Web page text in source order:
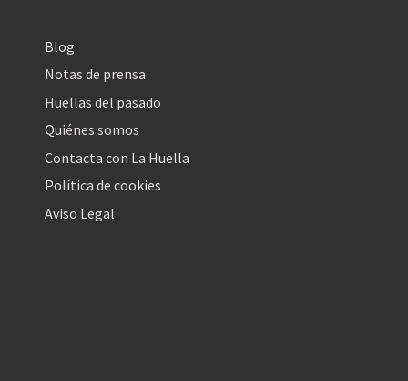
Blog
Notas de prensa
Huellas del pasado
Quiénes somos
Contacta con La Huella
Política de cookies
Aviso Legal